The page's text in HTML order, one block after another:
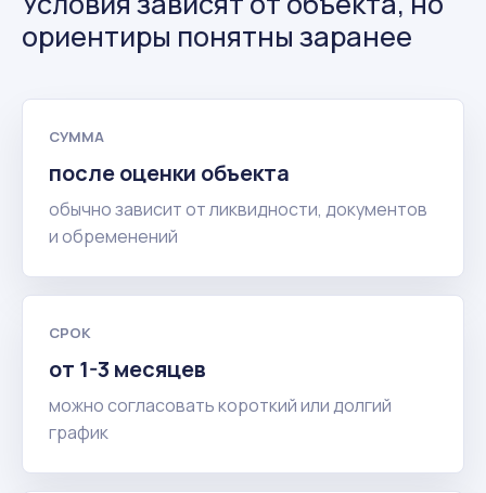
ориентиры понятны заранее
СУММА
после оценки объекта
обычно зависит от ликвидности, документов
и обременений
СРОК
от 1-3 месяцев
можно согласовать короткий или долгий
график